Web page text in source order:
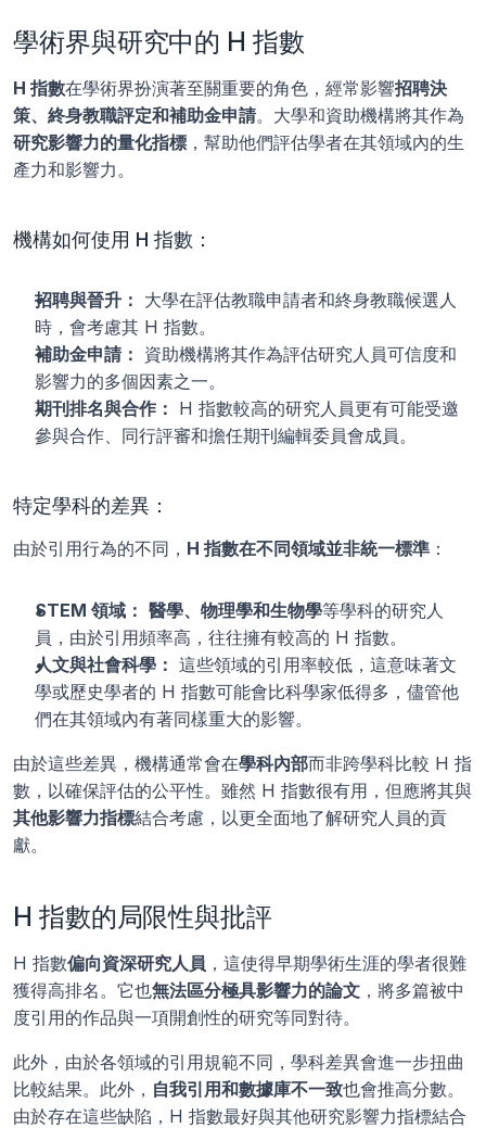
學術界與研究中的 H 指數
H 指數在學術界扮演著至關重要的角色，經常影響招聘決
策、終身教職評定和補助金申請。大學和資助機構將其作為
研究影響力的量化指標 ，幫助他們評估學者在其領域內的生
產力和影響力。
機構如何使用 H 指數：
招聘與晉升： 大學在評估教職申請者和終身教職候選人
時，會考慮其 H 指數。
補助金申請： 資助機構將其作為評估研究人員可信度和
影響力的多個因素之一。
期刊排名與合作： H 指數較高的研究人員更有可能受邀
參與合作、同行評審和擔任期刊編輯委員會成員。
特定學科的差異：
由於引用行為的不同， H 指數在不同領域並非統一標準 ：
STEM 領域： 醫學、物理學和生物學等學科的研究人
員，由於引用頻率高，往往擁有較高的 H 指數。
人文與社會科學： 這些領域的引用率較低，這意味著文
學或歷史學者的 H 指數可能會比科學家低得多，儘管他
們在其領域內有著同樣重大的影響。
由於這些差異，機構通常會在學科內部而非跨學科比較 H 指
數，以確保評估的公平性。雖然 H 指數很有用，但應將其與
其他影響力指標結合考慮，以更全面地了解研究人員的貢
獻。
H 指數的局限性與批評
H 指數偏向資深研究人員 ，這使得早期學術生涯的學者很難
獲得高排名。它也無法區分極具影響力的論文 ，將多篇被中
度引用的作品與一項開創性的研究等同對待。
此外，由於各領域的引用規範不同，學科差異會進一步扭曲
比較結果。此外， 自我引用和數據庫不一致也會推高分數。
由於存在這些缺陷，H 指數最好與其他研究影響力指標結合